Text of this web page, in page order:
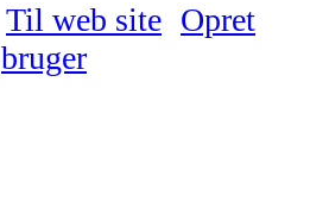
Til web site Opret
bruger